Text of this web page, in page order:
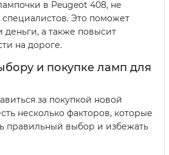
в Peugeot 408, не
Это поможет
деньги, а также повысит
на дороге.
и покупке ламп для
за покупкой новой
несколько факторов, которые
правильный выбор и избежать